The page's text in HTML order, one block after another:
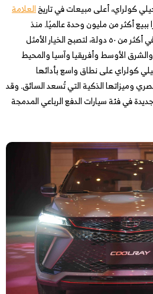
كولراي، أعلى مبيعات في تاريخالعلامة
ببيع أكثر من مليون وحدة عالميًا. منذ
إطلاقها عام ٢٠١٨، بيعت كولراي في أكثر من ٥٠ دولة، لتصبح الخيار الأمثل
الأوسط وأفريقيا وآسيا والمحيط
كولراي على نطاق واسع بأدائها
وميزاتها الذكية التي تُسعد السائق. وقد
في فئة سيارات الدفع الرباعي المدمجة